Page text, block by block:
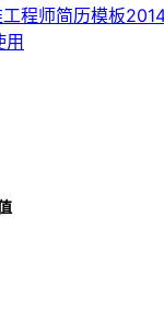
程师简历模板